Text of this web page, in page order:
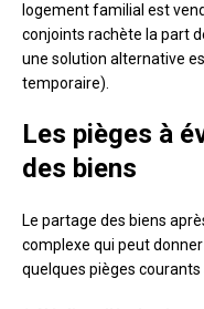
logement familial est
conjoints rachète la part
une solution alternative
temporaire).
Les pièges à
des biens
Le partage des biens
complexe qui peut
quelques pièges courants